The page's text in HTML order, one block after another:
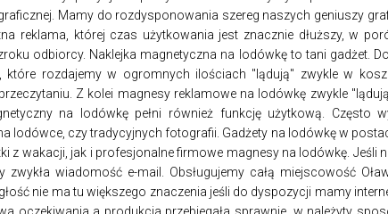
Mamy do rozdysponowania szereg naszych geniuszy
reklama, której czas użytkowania jest znacznie dłuższy, w
odbiorcy. Naklejka magnetyczna na lodówkę to tani gadżet.
rozdajemy w ogromnych ilościach "lądują" zwykle w
Z kolei magnesy reklamowe na lodówkę zwykle
na lodówkę pełni również funkcję użytkową. Często
lodówce, czy tradycyjnych fotografii. Gadżety na lodówkę w
z wakacji, jak i profesjonalne firmowe magnesy na lodówkę. Jeśli
wiadomość e-mail. Obsługujemy całą miejscowość
nie ma tu większego znaczenia jeśli do dyspozycji mamy